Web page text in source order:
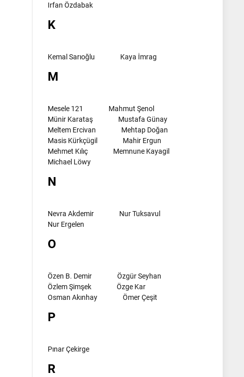
Irfan Özdabak
K
Kemal Sarıoğlu Kaya İmrag
M
Mesele 121
Mahmut Şenol
Münir Karataş
Mustafa Günay
Meltem Ercivan
Mehtap Doğan
Masis Kürkçügil
Mahir Ergun
Mehmet Kılıç
Memnune Kayagil
Michael Löwy
N
Nevra Akdemir
Nur Tuksavul
Nur Ergelen
O
Özen B. Demir
Özgür Seyhan
Özlem Şimşek
Özge Kar
Osman Akınhay
Ömer Çeşit
P
Pınar Çekirge
R